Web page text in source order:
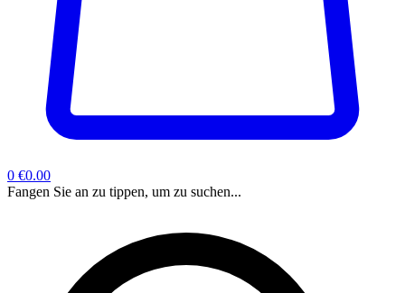
0 €0.00
Fangen Sie an zu tippen, um zu suchen...